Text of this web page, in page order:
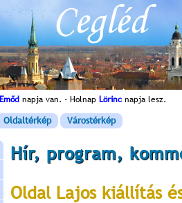
Emőd napja van. - Holnap Lörinc napja lesz.
Oldaltérkép Várostérkép
Hír, program,
Oldal Lajos kiállítás